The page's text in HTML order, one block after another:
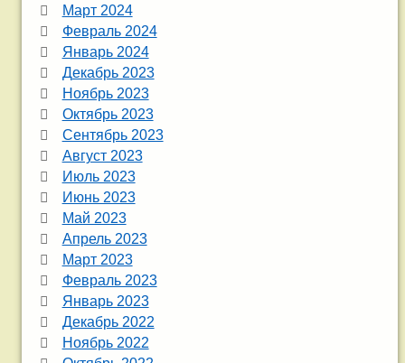
Март 2024
Февраль 2024
Январь 2024
Декабрь 2023
Ноябрь 2023
Октябрь 2023
Сентябрь 2023
Август 2023
Июль 2023
Июнь 2023
Май 2023
Апрель 2023
Март 2023
Февраль 2023
Январь 2023
Декабрь 2022
Ноябрь 2022